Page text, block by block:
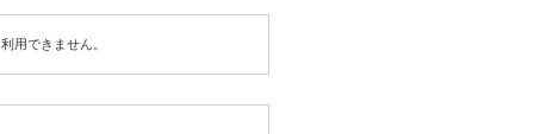
用できません。